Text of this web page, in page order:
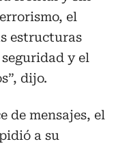
el
estructuras
y el
dijo.
de mensajes, el
a su